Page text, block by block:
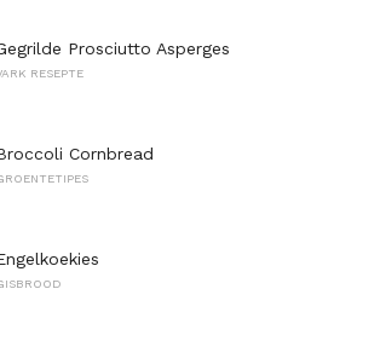
Prosciutto Asperges
RESEPTE
Cornbread